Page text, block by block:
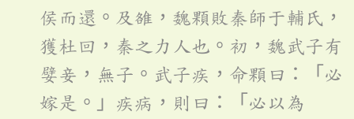
侯而還。及雒，魏顆敗秦師于輔氏，
獲杜回，秦之力人也。初，魏武子有
嬖妾，無子。武子疾，命顆曰：「必
嫁是。」疾病，則曰：「必以為